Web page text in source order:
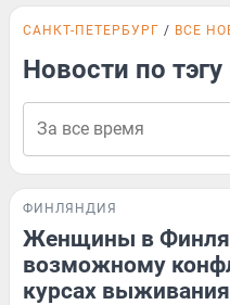
САНКТ-ПЕТЕРБУРГ ВСЕ
Новости по тэгу
ФИНЛЯНДИЯ
Женщины в
возможному
курсах выживания